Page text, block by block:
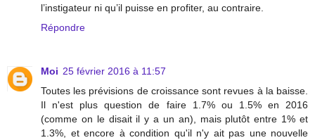
l’instigateur ni qu’il puisse en profiter, au contraire.
Répondre
Moi 25 février 2016 à 11:57
Toutes les prévisions de croissance sont revues à la baisse.
Il n'est plus question de faire 1.7% ou 1.5% en 2016
(comme on le disait il y a un an), mais plutôt entre 1% et
1.3%, et encore à condition qu'il n'y ait pas une nouvelle